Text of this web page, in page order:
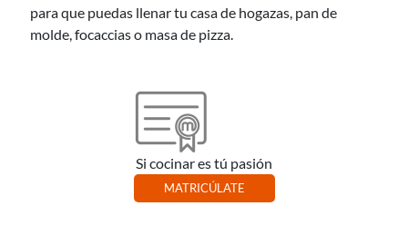
para que puedas llenar tu casa de hogazas, pan de
molde, focaccias o masa de pizza.
Si cocinar es tú pasión
MATRICÚLATE